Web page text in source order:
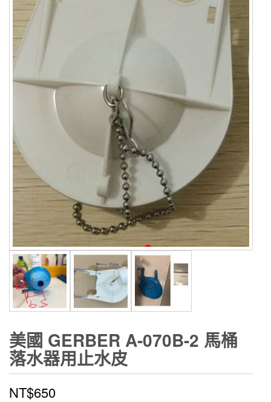
美國 GERBER A-070B-2 馬桶
落水器用止水皮
NT$650